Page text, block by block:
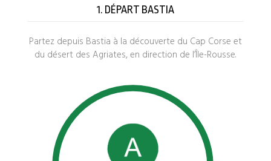
1. DÉPART BASTIA
Partez depuis Bastia à la découverte du Cap Corse et
du désert des Agriates, en direction de l’Île-Rousse.